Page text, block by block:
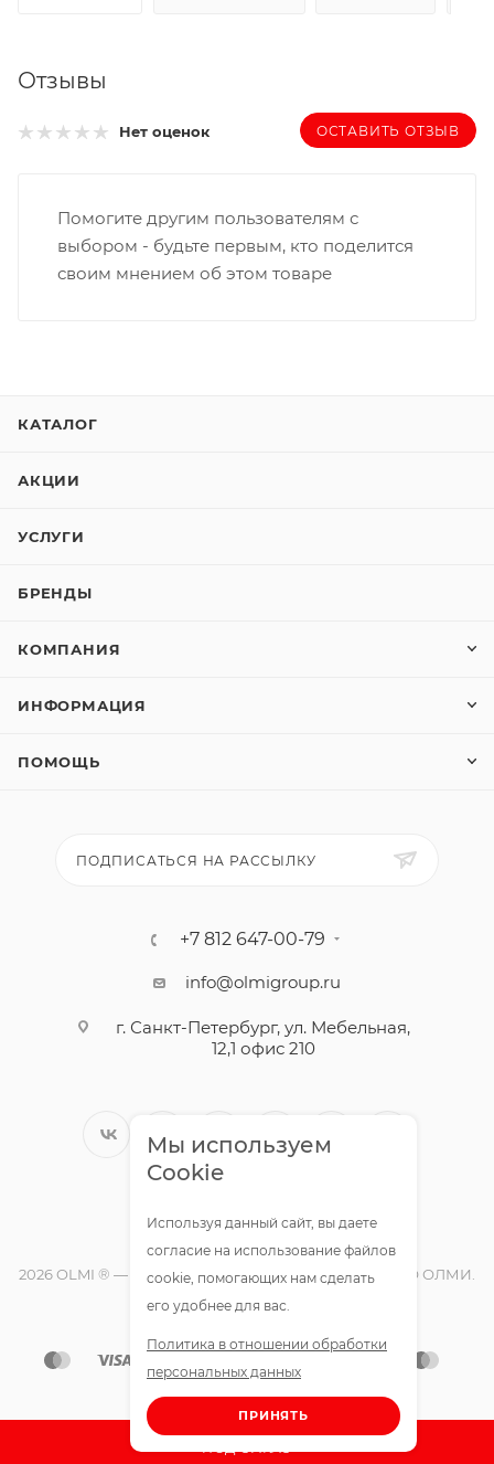
ПОД ЗАКАЗ
Отзывы
Нет оценок ОСТАВИТЬ ОТЗЫВ
Помогите другим пользователям с
выбором - будьте первым, кто поделится
своим мнением об этом товаре
КАТАЛОГ
АКЦИИ
УСЛУГИ
БРЕНДЫ
КОМПАНИЯ
ИНФОРМАЦИЯ
ПОМОЩЬ
ПОДПИСАТЬСЯ НА РАССЫЛКУ
+7 812 647-00-79
info@olmigroup.ru
г. Санкт-Петербург, ул. Мебельная,
12,1 офис 210
2026 OLMI ® — официальный интернет-магазин ООО ОЛМИ.
Все права защищены.
Мы используем
Cookie
Используя данный сайт, вы даете
согласие на использование файлов
cookie, помогающих нам сделать
его удобнее для вас.
Политика в отношении обработки
персональных данных
ПРИНЯТЬ